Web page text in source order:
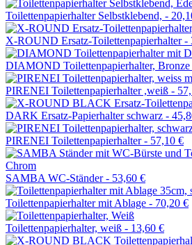
Toilettenpapierhalter Selbstklebend, -
X-ROUND Ersatz-Toilettenpapierhalter -
DIAMOND Toilettenpapierhalter, Bronze
PIRENEI Toilettenpapierhalter ,weiß -
DARK Ersatz-Papierhalter schwarz -
PIRENEI Toilettenpapierhalter - 57,10 €
SAMBA WC-Ständer - 53,60 €
Toilettenpapierhalter mit Ablage - 70,20 €
Toilettenpapierhalter, weiß - 13,60 €